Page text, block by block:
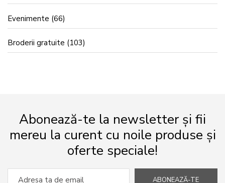
Evenimente (66)
Broderii gratuite (103)
Abonează-te la newsletter și fii
mereu la curent cu noile produse și
oferte speciale!
ABONEAZĂ-TE